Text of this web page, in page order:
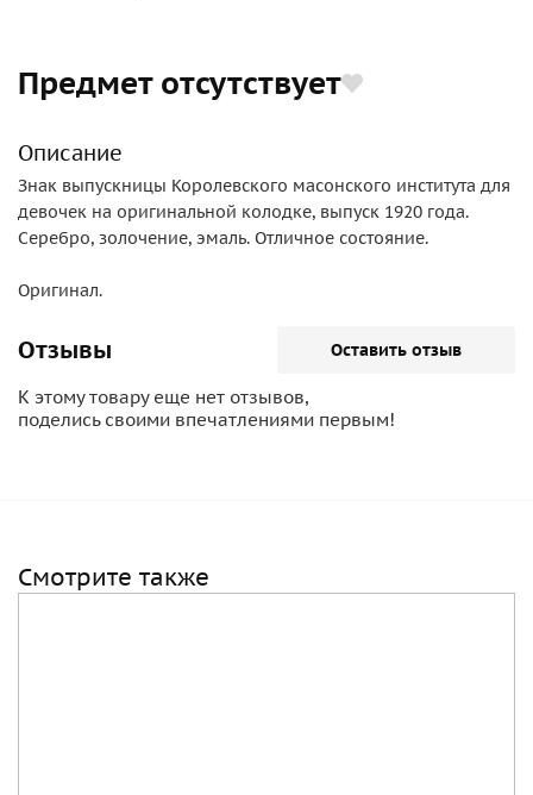
Предмет отсутствует
Описание
Знак выпускницы Королевского масонского института для
девочек на оригинальной колодке, выпуск 1920 года.
Серебро, золочение, эмаль. Отличное состояние.
Оригинал.
Отзывы Оставить отзыв
К этому товару еще нет отзывов,
поделись своими впечатлениями первым!
Смотрите также